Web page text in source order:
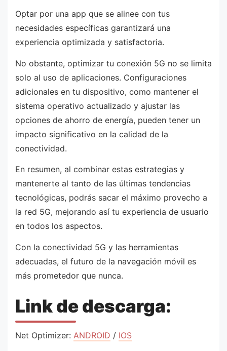
Optar por una app que se alinee con tus
necesidades específicas garantizará una
experiencia optimizada y satisfactoria.
No obstante, optimizar tu conexión 5G no se limita
solo al uso de aplicaciones. Configuraciones
adicionales en tu dispositivo, como mantener el
sistema operativo actualizado y ajustar las
opciones de ahorro de energía, pueden tener un
impacto significativo en la calidad de la
conectividad.
En resumen, al combinar estas estrategias y
mantenerte al tanto de las últimas tendencias
tecnológicas, podrás sacar el máximo provecho a
la red 5G, mejorando así tu experiencia de usuario
en todos los aspectos.
Con la conectividad 5G y las herramientas
adecuadas, el futuro de la navegación móvil es
más prometedor que nunca.
Link de descarga:
Net Optimizer: ANDROID / IOS